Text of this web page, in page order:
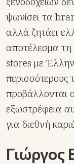
ψωνίσει τα
αλλά ζητάει
αποτέλεσμα
stores με
περισσότερους
προβάλλονται
εξωστρέφεια
για διεθνή
Γιώργος